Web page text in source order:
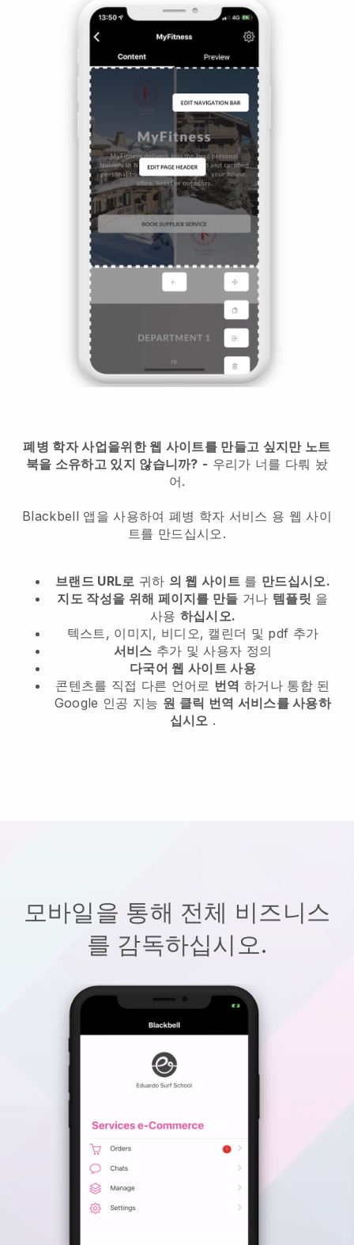
폐병 학자 사업을위한 웹 사이트를 만들고 싶지만 노트
북을 소유하고 있지 않습니까? - 우리가 너를 다뤄 놨
어.
Blackbell 앱을 사용하여 폐병 학자 서비스 용 웹 사이
트를 만드십시오.
브랜드 URL로 귀하 의 웹 사이트 를 만드십시오.
지도 작성을 위해 페이지를 만들 거나 템플릿 을
사용 하십시오.
텍스트, 이미지, 비디오, 캘린더 및 pdf 추가
서비스 추가 및 사용자 정의
다국어 웹 사이트 사용
콘텐츠를 직접 다른 언어로 번역 하거나 통합 된
Google 인공 지능 원 클릭 번역 서비스를 사용하
십시오 .
모바일을 통해 전체 비즈니스
를 감독하십시오.